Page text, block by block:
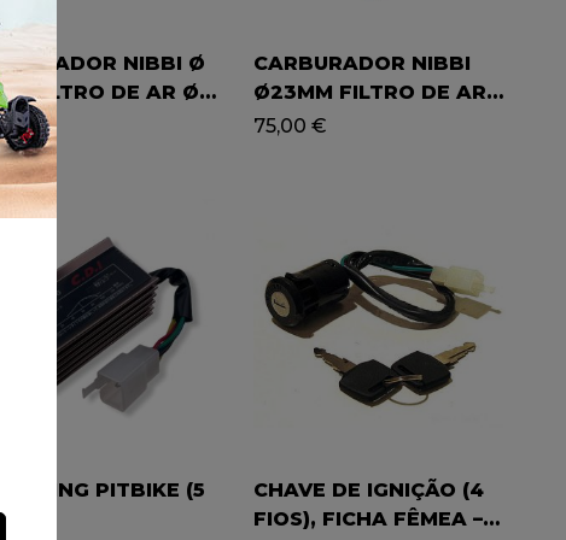
NIBBI Ø
FILTRO DE AR Ø
/ PITBIKE
€
CARBURADOR NIBBI
Ø23MM FILTRO DE AR
Ø 45MM / PITBIKE 150
75,00€
RACING PITBIKE (5
CHAVE DE IGNIÇÃO (4
FIOS), FICHA FÊMEA –